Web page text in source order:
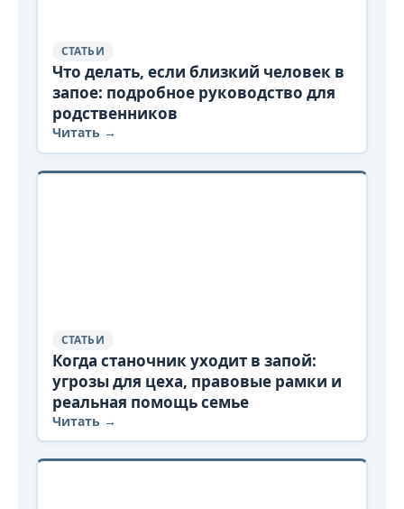
СТАТЬИ
Что делать, если близкий человек в
запое: подробное руководство для
родственников
Читать →
СТАТЬИ
Когда станочник уходит в запой:
угрозы для цеха, правовые рамки и
реальная помощь семье
Читать →